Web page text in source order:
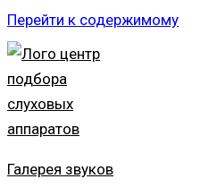
Перейти к содержимому
Галерея звуков